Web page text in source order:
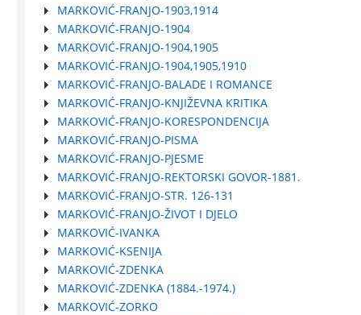
MARKOVIĆ-FRANJO-1903,1914
MARKOVIĆ-FRANJO-1904
MARKOVIĆ-FRANJO-1904,1905
MARKOVIĆ-FRANJO-1904,1905,1910
MARKOVIĆ-FRANJO-BALADE I ROMANCE
MARKOVIĆ-FRANJO-KNJIŽEVNA KRITIKA
MARKOVIĆ-FRANJO-KORESPONDENCIJA
MARKOVIĆ-FRANJO-PISMA
MARKOVIĆ-FRANJO-PJESME
MARKOVIĆ-FRANJO-REKTORSKI GOVOR-1881.
MARKOVIĆ-FRANJO-STR. 126-131
MARKOVIĆ-FRANJO-ŽIVOT I DJELO
MARKOVIĆ-IVANKA
MARKOVIĆ-KSENIJA
MARKOVIĆ-ZDENKA
MARKOVIĆ-ZDENKA (1884.-1974.)
MARKOVIĆ-ZORKO